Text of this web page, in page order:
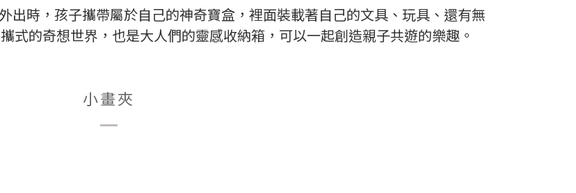
出時，孩子攜帶屬於自己的神奇寶盒，裡面裝載著自己的文具、玩具、還有無
式的奇想世界，也是大人們的靈感收納箱，可以一起創造親子共遊的樂趣。
小畫夾